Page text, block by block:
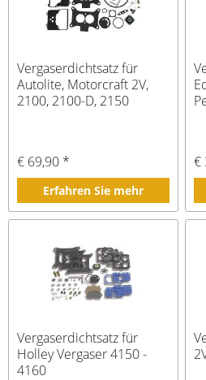
Vergaserdichtsatz für
Autolite, Motorcraft 2V,
2100, 2100-D, 2150
€ 69,90 *
Erfahren Sie mehr
€
Vergaserdichtsatz für
Holley Vergaser 4150 -
4160